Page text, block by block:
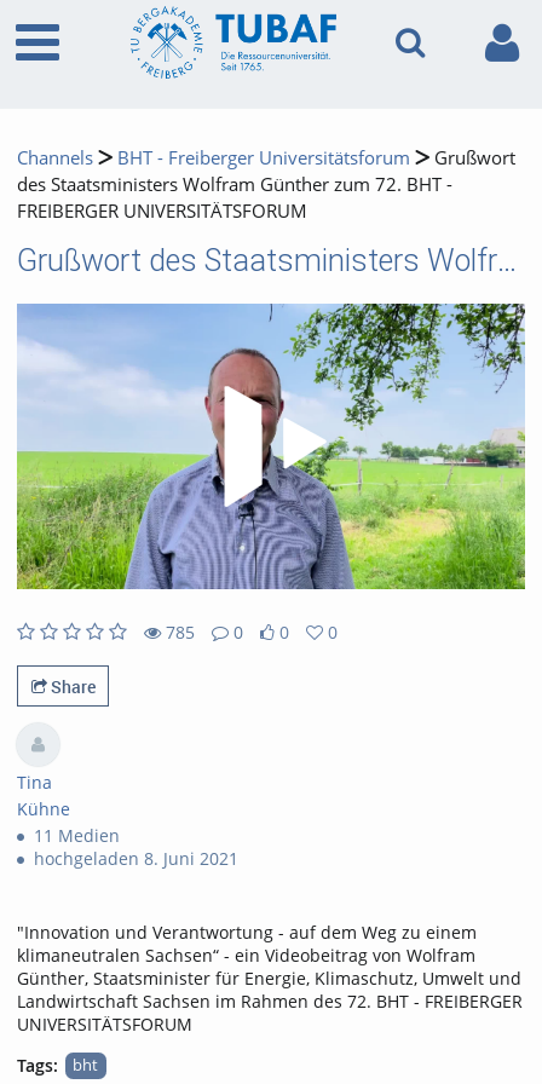
Channels BHT - Freiberger Universitätsforum
Grußwort
des Staatsministers Wolfram Günther zum 72. BHT -
FREIBERGER UNIVERSITÄTSFORUM
Grußwort des Staatsministers Wolfram Günther zum 72. BHT - FREIBERGER UNIVERSITÄTSFORUM
785
0
0
0
Share
Tina
Kühne
11 Medien
hochgeladen 8. Juni 2021
"Innovation und Verantwortung - auf dem Weg zu einem
klimaneutralen Sachsen“ - ein Videobeitrag von Wolfram
Günther, Staatsminister für Energie, Klimaschutz, Umwelt und
Landwirtschaft Sachsen im Rahmen des 72. BHT - FREIBERGER
UNIVERSITÄTSFORUM
Tags:
bht